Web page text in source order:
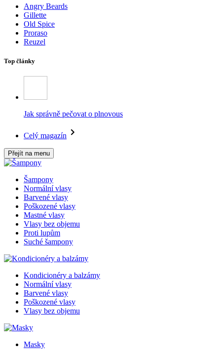
Angry Beards
Gillette
Old Spice
Proraso
Reuzel
Top články
Jak správně pečovat o plnovous
Celý magazín
Přejít na menu
Šampony
Normální vlasy
Barvené vlasy
Poškozené vlasy
Mastné vlasy
Vlasy bez objemu
Proti lupům
Suché šampony
Kondicionéry a balzámy
Normální vlasy
Barvené vlasy
Poškozené vlasy
Vlasy bez objemu
Masky